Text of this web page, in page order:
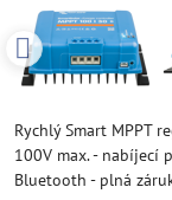
Rychlý Smart MPPT
100V max. - nabíjecí
Bluetooth - plná